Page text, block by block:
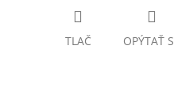
TLAČ OPÝTAŤ